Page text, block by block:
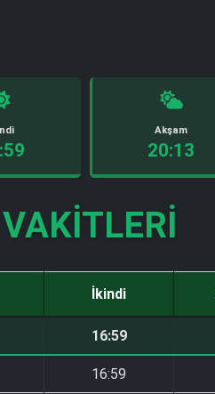
Akşam
20:13
İkindi
16:59
16:59